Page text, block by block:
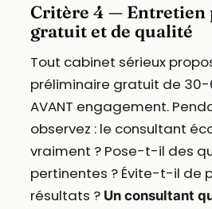
Critère 4 —
gratuit et de qualité
Tout cabinet sérieux
préliminaire gratuit de
AVANT engagement.
observez : le consultant
vraiment ? Pose-t-il des
pertinentes ? Évite-t-il de
résultats ? Un consultant